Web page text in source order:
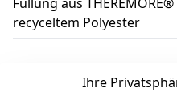
recyceltem Polyester
Ihre